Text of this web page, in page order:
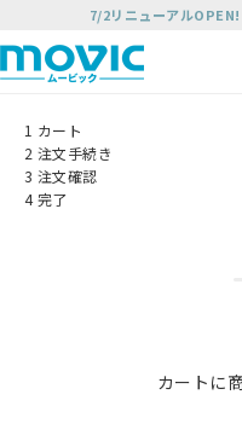
7/2リニューアル
1 カート
2 注文手続き
3 注文確認
4 完了
カートに